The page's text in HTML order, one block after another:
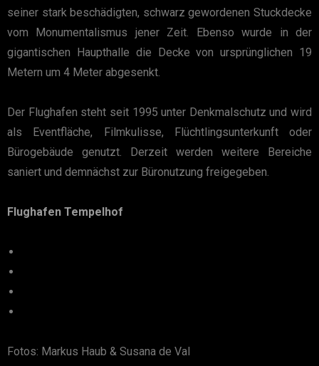
seiner stark beschädigten, schwarz gewordenen Stuckdecke
vom Monumentalismus jener Zeit. Ebenso wurde in der
gigantischen Haupthalle die Decke von ursprünglichen 19
Metern um 4 Meter abgesenkt.
Der Flughafen steht seit 1995 unter Denkmalschutz und wird
als Eventfläche, Filmkulisse, Flüchtlingsunterkunft oder
Bürogebäude genutzt. Derzeit werden weitere Bereiche
saniert und demnächst zur Büronutzung freigegeben.
Flughafen Tempelhof
Fotos: Markus Haub & Susana de Val